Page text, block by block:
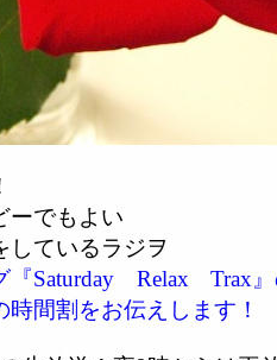
ーでもよい
しているラジヲ
『Saturday Relax Trax
時間割をお伝えします！